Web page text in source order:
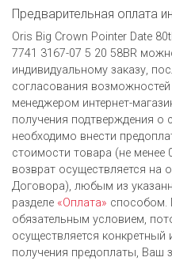
Предварительная оплата
Oris Big Crown Pointer Date
7741 3167-07 5 20 58BR
индивидуальному заказу,
согласования
менеджером интернет-
получения подтверждения о
необходимо внести
стоимости товара (не менее
возврат осуществляется на
Договора), любым из
разделе «Оплата» способом.
обязательным условием,
осуществляется
получения предоплаты, Ваш